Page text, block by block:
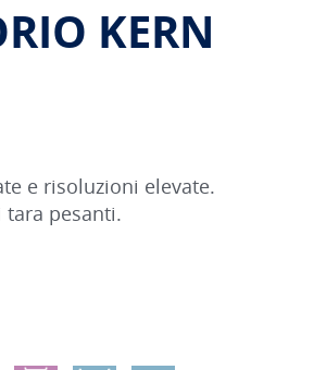
KERN
e risoluzioni elevate.
pesanti.